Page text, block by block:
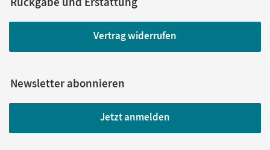
Vertrag widerrufen
Newsletter abonnieren
Jetzt anmelden